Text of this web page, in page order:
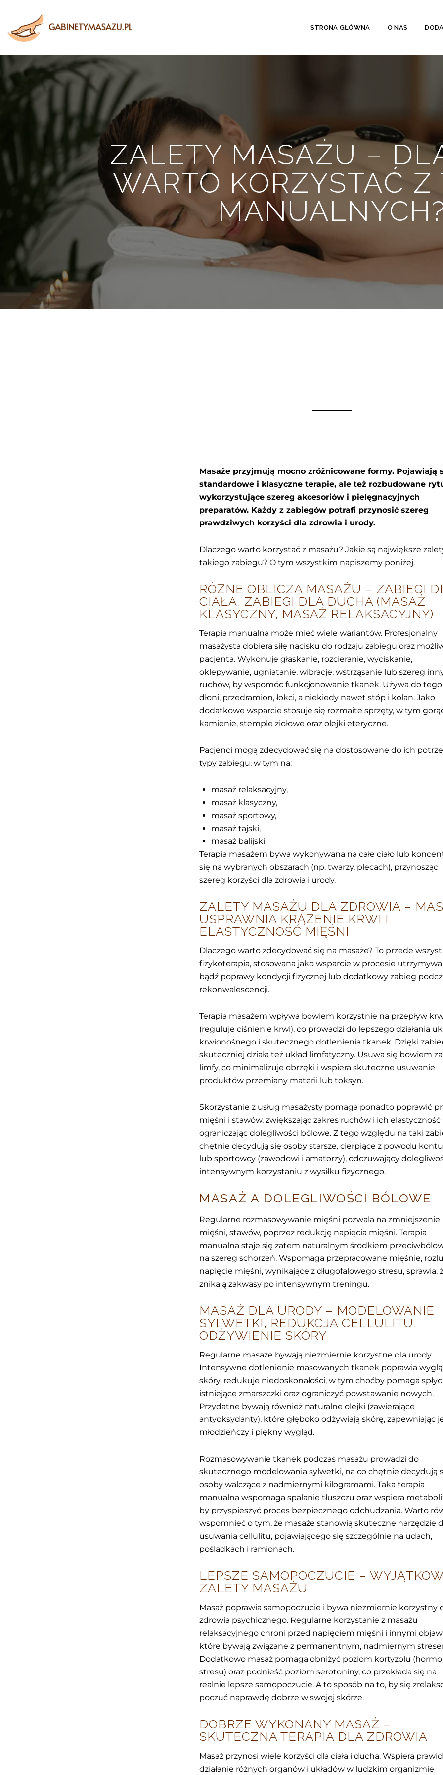
STRONA GŁÓWNA O NAS
ZALETY MASAŻU –
WARTO KORZYSTAĆ Z
Masaże przyjmują mocno zróżnicowane formy. Pojawiają
standardowe i klasyczne terapie, ale też rozbudowane
wykorzystujące szereg akcesoriów i pielęgnacyjnych
preparatów. Każdy z zabiegów potrafi przynosić szereg
prawdziwych korzyści dla zdrowia i urody.
Dlaczego warto korzystać z masażu? Jakie są największe
takiego zabiegu? O tym wszystkim napiszemy poniżej.
RÓŻNE OBLICZA MASAŻU – ZABIEGI
CIAŁA, ZABIEGI DLA DUCHA (MASAŻ
KLASYCZNY, MASAŻ RELAKSACYJNY)
Terapia manualna może mieć wiele wariantów. Profesjonalny
masażysta dobiera siłę nacisku do rodzaju zabiegu oraz
pacjenta. Wykonuje głaskanie, rozcieranie, wyciskanie,
oklepywanie, ugniatanie, wibracje, wstrząsanie lub szereg
ruchów, by wspomóc funkcjonowanie tkanek. Używa do tego
dłoni, przedramion, łokci, a niekiedy nawet stóp i kolan. Jako
dodatkowe wsparcie stosuje się rozmaite sprzęty, w tym
kamienie, stemple ziołowe oraz olejki eteryczne.
Pacjenci mogą zdecydować się na dostosowane do ich
typy zabiegu, w tym na:
masaż relaksacyjny,
masaż klasyczny,
masaż sportowy,
masaż tajski,
masaż balijski.
Terapia masażem bywa wykonywana na całe ciało lub
się na wybranych obszarach (np. twarzy, plecach), przynosząc
szereg korzyści dla zdrowia i urody.
ZALETY MASAŻU DLA ZDROWIA –
USPRAWNIA KRĄŻENIE KRWI I
ELASTYCZNOŚĆ MIĘŚNI
Dlaczego warto zdecydować się na masaże? To przede
fizykoterapia, stosowana jako wsparcie w procesie
bądź poprawy kondycji fizycznej lub dodatkowy zabieg
rekonwalescencji.
Terapia masażem wpływa bowiem korzystnie na przepływ
(reguluje ciśnienie krwi), co prowadzi do lepszego działania
krwionośnego i skutecznego dotlenienia tkanek. Dzięki
skuteczniej działa też układ limfatyczny. Usuwa się bowiem
limfy, co minimalizuje obrzęki i wspiera skuteczne usuwanie
produktów przemiany materii lub toksyn.
Skorzystanie z usług masażysty pomaga ponadto poprawić
mięśni i stawów, zwiększając zakres ruchów i ich elastyczność
ograniczając dolegliwości bólowe. Z tego względu na taki
chętnie decydują się osoby starsze, cierpiące z powodu
lub sportowcy (zawodowi i amatorzy), odczuwający
intensywnym korzystaniu z wysiłku fizycznego.
MASAŻ A DOLEGLIWOŚCI BÓLOWE
Regularne rozmasowywanie mięśni pozwala na zmniejszenie
mięśni, stawów, poprzez redukcję napięcia mięśni. Terapia
manualna staje się zatem naturalnym środkiem
na szereg schorzeń. Wspomaga przepracowane mięśnie,
napięcie mięśni, wynikające z długofalowego stresu, sprawia,
znikają zakwasy po intensywnym treningu.
MASAŻ DLA URODY – MODELOWANIE
SYLWETKI, REDUKCJA CELLULITU,
ODŻYWIENIE SKÓRY
Regularne masaże bywają niezmiernie korzystne dla urody.
Intensywne dotlenienie masowanych tkanek poprawia
skóry, redukuje niedoskonałości, w tym choćby pomaga
istniejące zmarszczki oraz ograniczyć powstawanie nowych.
Przydatne bywają również naturalne olejki (zawierające
antyoksydanty), które głęboko odżywiają skórę, zapewniając
młodzieńczy i piękny wygląd.
Rozmasowywanie tkanek podczas masażu prowadzi do
skutecznego modelowania sylwetki, na co chętnie decydują
osoby walczące z nadmiernymi kilogramami. Taka terapia
manualna wspomaga spalanie tłuszczu oraz wspiera
by przyspieszyć proces bezpiecznego odchudzania. Warto
wspomnieć o tym, że masaże stanowią skuteczne narzędzie
usuwania cellulitu, pojawiającego się szczególnie na udach,
pośladkach i ramionach.
LEPSZE SAMOPOCZUCIE –
ZALETY MASAŻU
Masaż poprawia samopoczucie i bywa niezmiernie korzystny
zdrowia psychicznego. Regularne korzystanie z masażu
relaksacyjnego chroni przed napięciem mięśni i innymi
które bywają związane z permanentnym, nadmiernym
Dodatkowo masaż pomaga obniżyć poziom kortyzolu
stresu) oraz podnieść poziom serotoniny, co przekłada się na
realnie lepsze samopoczucie. A to sposób na to, by się
poczuć naprawdę dobrze w swojej skórze.
DOBRZE WYKONANY MASAŻ –
SKUTECZNA TERAPIA DLA ZDROWIA
Masaż przynosi wiele korzyści dla ciała i ducha. Wspiera
działanie różnych organów i układów w ludzkim organizmie